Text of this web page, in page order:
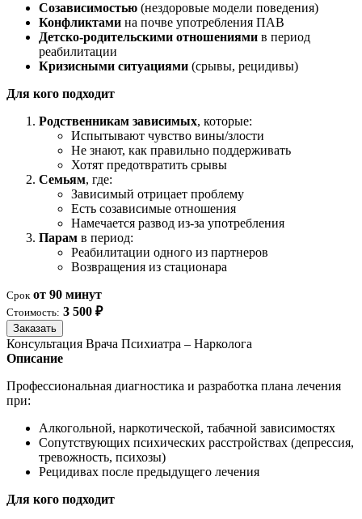
Созависимостью (нездоровые модели поведения)
Конфликтами на почве употребления ПАВ
Детско-родительскими отношениями в период
реабилитации
Кризисными ситуациями (срывы, рецидивы)
Для кого подходит
Родственникам зависимых, которые:
Испытывают чувство вины/злости
Не знают, как правильно поддерживать
Хотят предотвратить срывы
Семьям, где:
Зависимый отрицает проблему
Есть созависимые отношения
Намечается развод из-за употребления
Парам в период:
Реабилитации одного из партнеров
Возвращения из стационара
Срок от 90 минут
Стоимость: 3 500 ₽
Заказать
Консультация Врача Психиатра – Нарколога
Описание
Профессиональная диагностика и разработка плана лечения
при:
Алкогольной, наркотической, табачной зависимостях
Сопутствующих психических расстройствах (депрессия,
тревожность, психозы)
Рецидивах после предыдущего лечения
Для кого подходит